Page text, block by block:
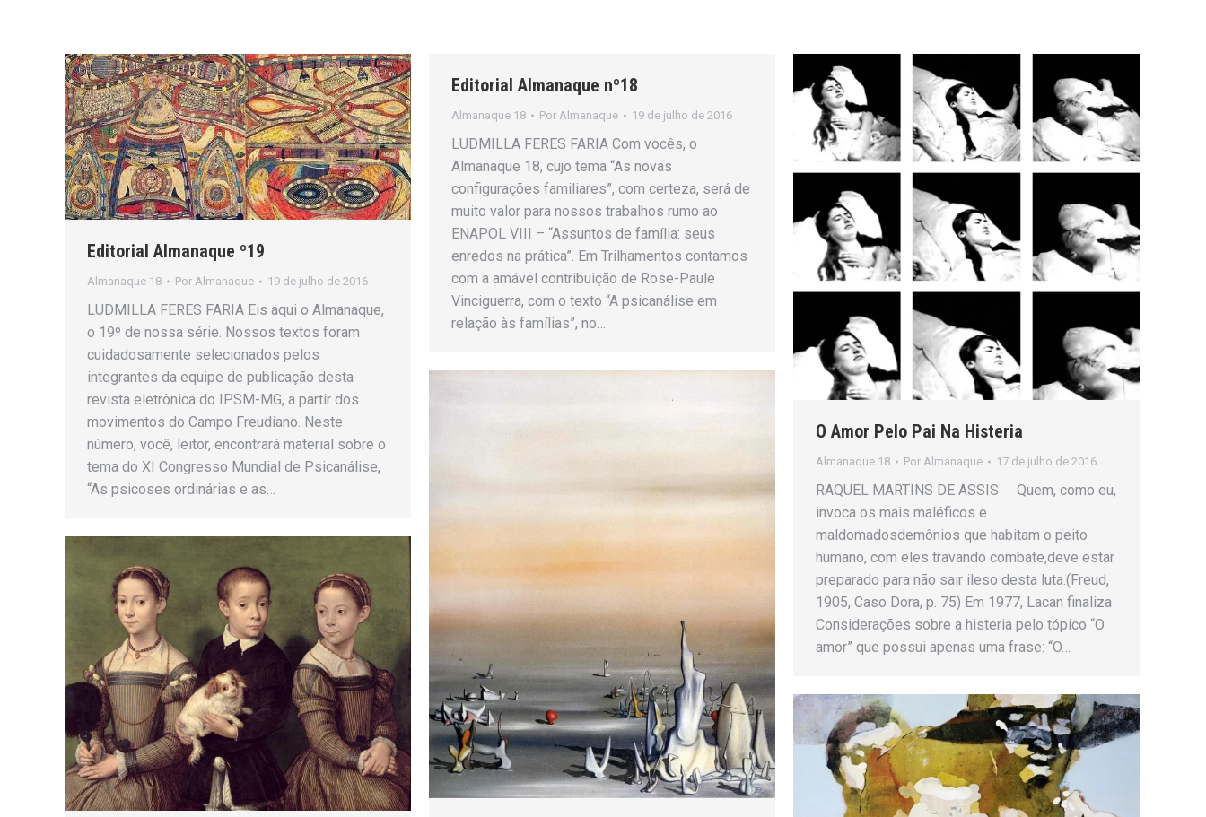
Editorial Almanaque º19
Almanaque 18 Por Almanaque 19 de julho de 2016
LUDMILLA FERES FARIA Eis aqui o Almanaque,
o 19º de nossa série. Nossos textos foram
cuidadosamente selecionados pelos
integrantes da equipe de publicação desta
revista eletrônica do IPSM-MG, a partir dos
movimentos do Campo Freudiano. Neste
número, você, leitor, encontrará material sobre o
tema do XI Congresso Mundial de Psicanálise,
“As psicoses ordinárias e as…
Editorial Almanaque nº18
Almanaque 18 Por Almanaque 19 de julho de 2016
LUDMILLA FERES FARIA Com vocês, o
Almanaque 18, cujo tema “As novas
configurações familiares”, com certeza, será de
muito valor para nossos trabalhos rumo ao
ENAPOL VIII – “Assuntos de família: seus
enredos na prática”. Em Trilhamentos contamos
com a amável contribuição de Rose-Paule
Vinciguerra, com o texto “A psicanálise em
relação às famílias”, no…
O Amor Pelo Pai Na Histeria
Almanaque 18 Por Almanaque 17 de julho de 2016
RAQUEL MARTINS DE ASSIS Quem, como eu,
invoca os mais maléficos e
maldomadosdemônios que habitam o peito
humano, com eles travando combate,deve estar
preparado para não sair ileso desta luta.(Freud,
1905, Caso Dora, p. 75) Em 1977, Lacan finaliza
Considerações sobre a histeria pelo tópico “O
amor” que possui apenas uma frase: “O…